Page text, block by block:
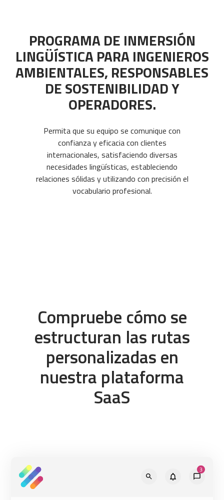
PROGRAMA DE INMERSIÓN
LINGÜÍSTICA PARA INGENIEROS
AMBIENTALES, RESPONSABLES
DE SOSTENIBILIDAD Y
OPERADORES.
Permita que su equipo se comunique con
confianza y eficacia con clientes
internacionales, satisfaciendo diversas
necesidades lingüísticas, estableciendo
relaciones sólidas y utilizando con precisión el
vocabulario profesional.
Compruebe cómo se
estructuran las rutas
personalizadas en
nuestra plataforma
SaaS